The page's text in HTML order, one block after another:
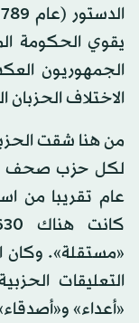
يقوي الحكومة
الجمهوريون
الاختلاف
من هنا شقت
«مستقلة».
التعليقات
«أعداء»